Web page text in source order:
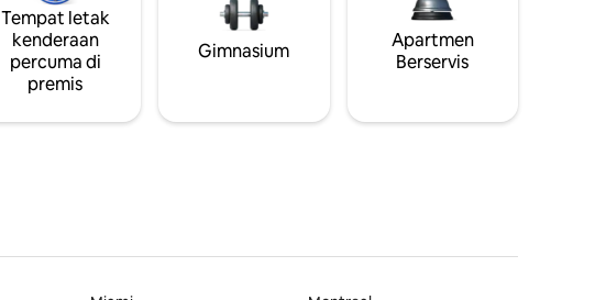
Tempat letak
kenderaan
percuma di
premis
Gimnasium
Apartmen
Berservis